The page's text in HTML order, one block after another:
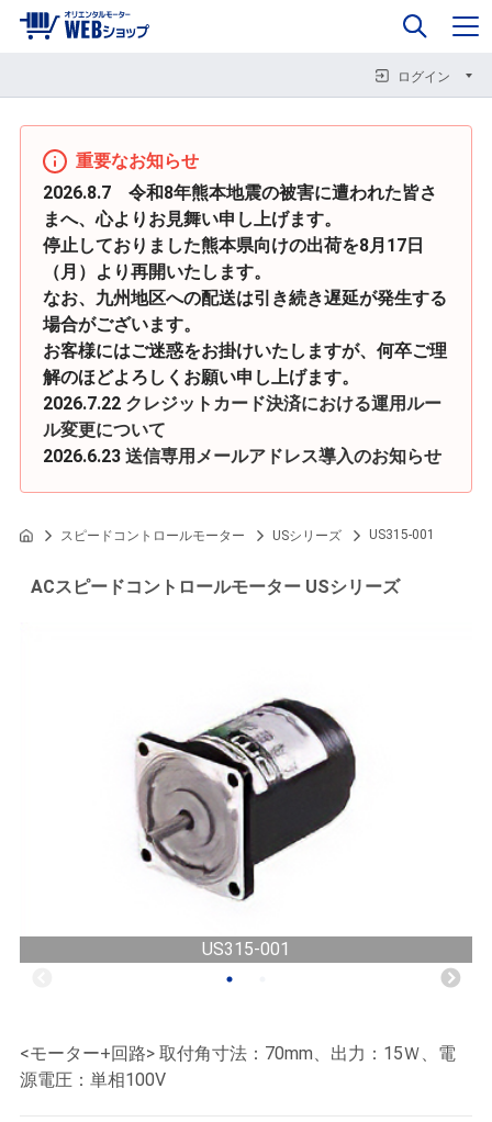
企業情報
ログイン
カート 0
重要なお知らせ
2026.8.7 令和8年熊本地震の被害に遭われた皆さ
まへ、心よりお見舞い申し上げます。
停止しておりました熊本県向けの出荷を8月17日
（月）より再開いたします。
なお、九州地区への配送は引き続き遅延が発生する
場合がございます。
お客様にはご迷惑をお掛けいたしますが、何卒ご理
解のほどよろしくお願い申し上げます。
2026.7.22 クレジットカード決済における運用ルー
ル変更について
2026.6.23 送信専用メールアドレス導入のお知らせ
スピードコントロールモーター USシリーズ US315-001
ACスピードコントロールモーター USシリーズ
US315-001
<モーター+回路> 取付角寸法：70mm、出力：15Ｗ、電
源電圧：単相100V